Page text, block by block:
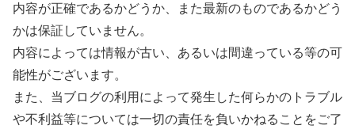
内容が正確であるかどうか、また最新のものであるかどう
かは保証していません。
内容によっては情報が古い、あるいは間違っている等の可
能性がございます。
また、当ブログの利用によって発生した何らかのトラブル
や不利益等については一切の責任を負いかねることをご了